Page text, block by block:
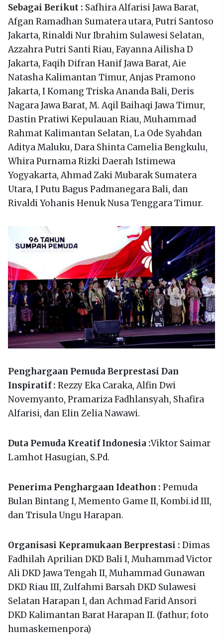
Sebagai Berikut : Safhira Alfarisi Jawa Barat,
Afgan Ramadhan Sumatera utara, Putri Santoso
Jakarta, Rinaldi Nur Ibrahim Sulawesi Selatan,
Azzahra Putri Santi Riau, Fayanna Ailisha D
Jakarta, Faqih Difran Hanif Jawa Barat, Aie
Natasha Kalimantan Timur, Anjas Pramono
Jakarta, I Komang Triska Ananda Bali, Deris
Nagara Jawa Barat, M. Aqil Baihaqi Jawa Timur,
Dastin Pratiwi Kepulauan Riau, Muhammad
Rahmat Kalimantan Selatan, La Ode Syahdan
Aditya Maluku, Dara Shinta Camelia Bengkulu,
Whira Purnama Rizki Daerah Istimewa
Yogyakarta, Ahmad Zaki Mubarak Sumatera
Utara, I Putu Bagus Padmanegara Bali, dan
Rivaldi Yohanis Henuk Nusa Tenggara Timur.
Penghargaan Pemuda Berprestasi Dan
Inspiratif : Rezzy Eka Caraka, Alfin Dwi
Novemyanto, Pramariza Fadhlansyah, Shafira
Alfarisi, dan Elin Zelia Nawawi.
Duta Pemuda Kreatif Indonesia :Viktor Saimar
Lamhot Hasugian, S.Pd.
Penerima Penghargaan Ideathon : Pemuda
Bulan Bintang I, Memento Game II, Kombi.id III,
dan Trisula Ungu Harapan.
Organisasi Kepramukaan Berprestasi : Dimas
Fadhilah Aprilian DKD Bali I, Muhammad Victor
Ali DKD Jawa Tengah II, Muhammad Gunawan
DKD Riau III, Zulfahmi Barsah DKD Sulawesi
Selatan Harapan I, dan Achmad Farid Ansori
DKD Kalimantan Barat Harapan II. (fathur; foto
humaskemenpora)